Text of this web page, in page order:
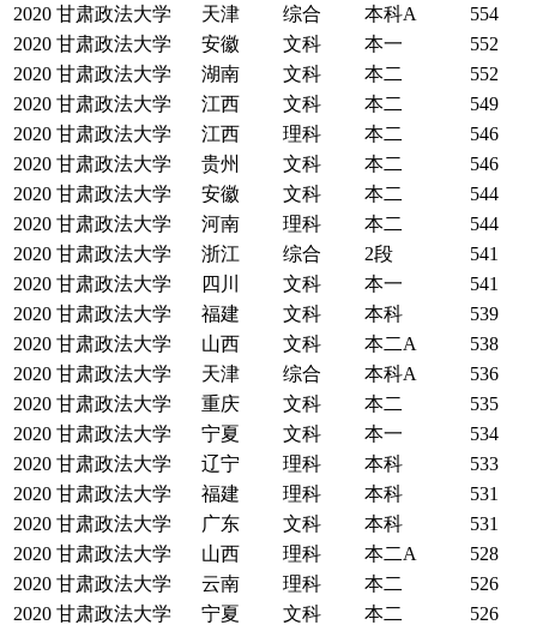
2020 甘肃政法大学 天津 综合 本科A
554
2020 甘肃政法大学 安徽 文科 本一
552
2020 甘肃政法大学 湖南 文科 本二
552
2020 甘肃政法大学 江西 文科 本二
549
2020 甘肃政法大学 江西 理科 本二
546
2020 甘肃政法大学 贵州 文科 本二
546
2020 甘肃政法大学 安徽 文科 本二
544
2020 甘肃政法大学 河南 理科 本二
544
2020 甘肃政法大学 浙江 综合 2段
541
2020 甘肃政法大学 四川 文科 本一
541
2020 甘肃政法大学 福建 文科 本科
539
2020 甘肃政法大学 山西 文科 本二A
538
2020 甘肃政法大学 天津 综合 本科A
536
2020 甘肃政法大学 重庆 文科 本二
535
2020 甘肃政法大学 宁夏 文科 本一
534
2020 甘肃政法大学 辽宁 理科 本科
533
2020 甘肃政法大学 福建 理科 本科
531
2020 甘肃政法大学 广东 文科 本科
531
2020 甘肃政法大学 山西 理科 本二A
528
2020 甘肃政法大学 云南 理科 本二
526
2020 甘肃政法大学 宁夏 文科 本二
526